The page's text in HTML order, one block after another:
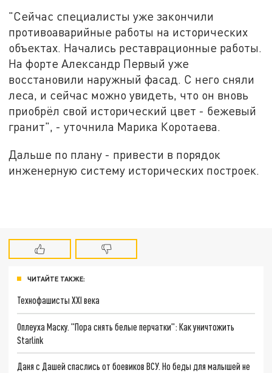
"Сейчас специалисты уже закончили
противоаварийные работы на исторических
объектах. Начались реставрационные работы.
На форте Александр Первый уже
восстановили наружный фасад. С него сняли
леса, и сейчас можно увидеть, что он вновь
приобрёл свой исторический цвет - бежевый
гранит", - уточнила Марика Коротаева.
Дальше по плану - привести в порядок
инженерную систему исторических построек.
ЧИТАЙТЕ ТАКЖЕ:
Технофашисты XXI века
Оплеуха Маску. "Пора снять белые перчатки": Как уничтожить
Starlink
Даня с Дашей спаслись от боевиков ВСУ. Но беды для малышей не